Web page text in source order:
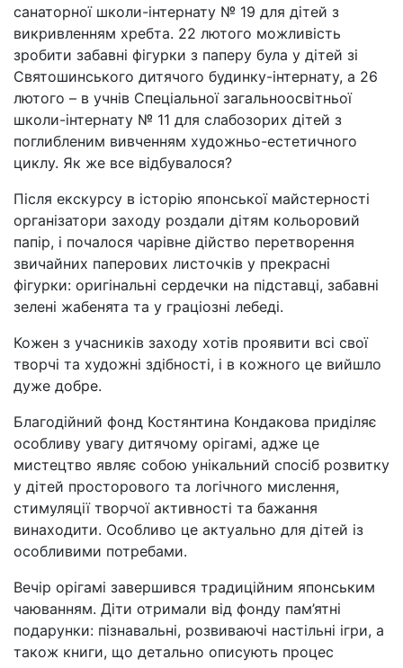
санаторної школи-інтернату № 19 для дітей з
викривленням хребта. 22 лютого можливість
зробити забавні фігурки з паперу була у дітей зі
Святошинського дитячого будинку-інтернату, а 26
лютого – в учнів Спеціальної загальноосвітньої
школи-інтернату № 11 для слабозорих дітей з
поглибленим вивченням художньо-естетичного
циклу. Як же все відбувалося?
Після екскурсу в історію японської майстерності
організатори заходу роздали дітям кольоровий
папір, і почалося чарівне дійство перетворення
звичайних паперових листочків у прекрасні
фігурки: оригінальні сердечки на підставці, забавні
зелені жабенята та у граціозні лебеді.
Кожен з учасників заходу хотів проявити всі свої
творчі та художні здібності, і в кожного це вийшло
дуже добре.
Благодійний фонд Костянтина Кондакова приділяє
особливу увагу дитячому орігамі, адже це
мистецтво являє собою унікальний спосіб розвитку
у дітей просторового та логічного мислення,
стимуляції творчої активності та бажання
винаходити. Особливо це актуально для дітей із
особливими потребами.
Вечір орігамі завершився традиційним японським
чаюванням. Діти отримали від фонду пам’ятні
подарунки: пізнавальні, розвиваючі настільні ігри, а
також книги, що детально описують процес